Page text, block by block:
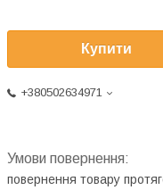
Купити
+380502634971
повернення товару